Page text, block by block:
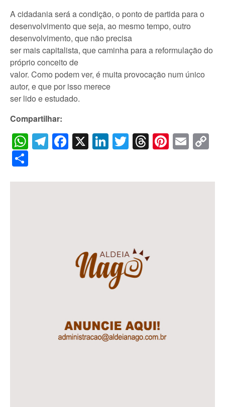
A cidadania será a condição, o ponto de partida para o
desenvolvimento que seja, ao mesmo tempo, outro
desenvolvimento, que não precisa
ser mais capitalista, que caminha para a reformulação do
próprio conceito de
valor. Como podem ver, é muita provocação num único
autor, e que por isso merece
ser lido e estudado.
Compartilhar:
WhatsApp
Telegram
Facebook
X LinkedIn
Twitter
Threads